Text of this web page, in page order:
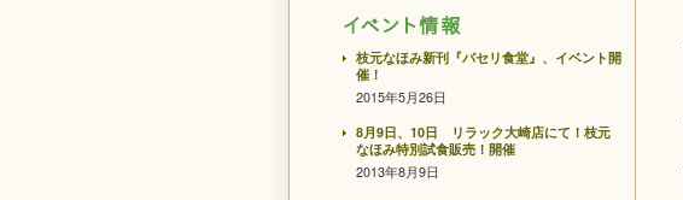
枝元なほみ新刊『パセリ食堂』、イベント開
催！
2015年5月26日
8月9日、10日 リラック大崎店にて！枝元
なほみ特別試食販売！開催
2013年8月9日